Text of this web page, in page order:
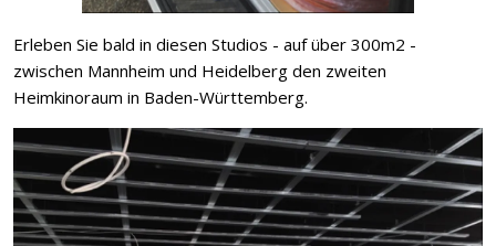
Erleben Sie bald in diesen Studios - auf über 300m2 -
zwischen Mannheim und Heidelberg den zweiten
Heimkinoraum in Baden-Württemberg.